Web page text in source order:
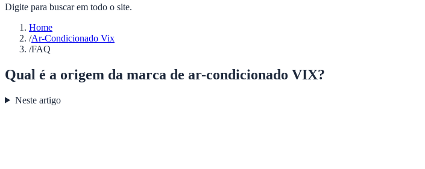
Digite para buscar em todo o site.
Home
/Ar-Condicionado Vix
/FAQ
Qual é a origem da marca de ar-condicionado VIX?
Neste artigo